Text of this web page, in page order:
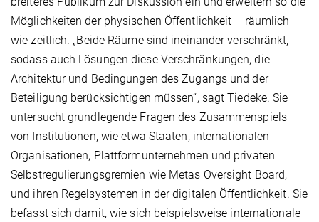
Möglichkeiten der physischen Öffentlichkeit – räumlich
wie zeitlich. „Beide Räume sind ineinander verschränkt,
sodass auch Lösungen diese Verschränkungen, die
Architektur und Bedingungen des Zugangs und der
Beteiligung berücksichtigen müssen“, sagt Tiedeke. Sie
untersucht grundlegende Fragen des Zusammenspiels
von Institutionen, wie etwa Staaten, internationalen
Organisationen, Plattformunternehmen und privaten
Selbstregulierungsgremien wie Metas Oversight Board,
und ihren Regelsystemen in der digitalen Öffentlichkeit. Sie
befasst sich damit, wie sich beispielsweise internationale